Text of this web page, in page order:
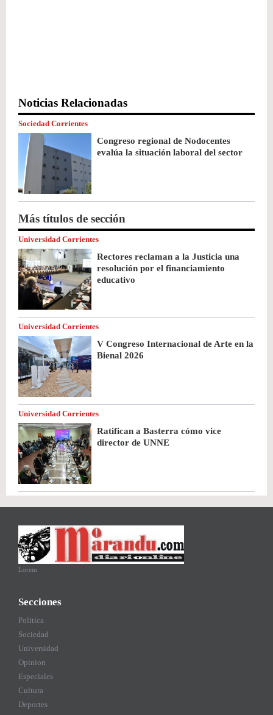
Noticias Relacionadas
Sociedad Corrientes
Congreso regional de Nodocentes
evalúa la situación laboral del sector
Más títulos de sección
Universidad Corrientes
Rectores reclaman a la Justicia una
resolución por el financiamiento
educativo
Universidad Corrientes
V Congreso Internacional de Arte en la
Bienal 2026
Universidad Corrientes
Ratifican a Basterra cómo vice
director de UNNE
Lorem
Secciones
Politica
Sociedad
Universidad
Opinion
Especiales
Cultura
Deportes